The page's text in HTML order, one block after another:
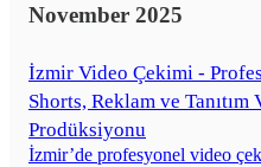
November 2025
İzmir Video Çekimi -
Shorts, Reklam ve Tanıtım
Prodüksiyonu
İzmir’de profesyonel video